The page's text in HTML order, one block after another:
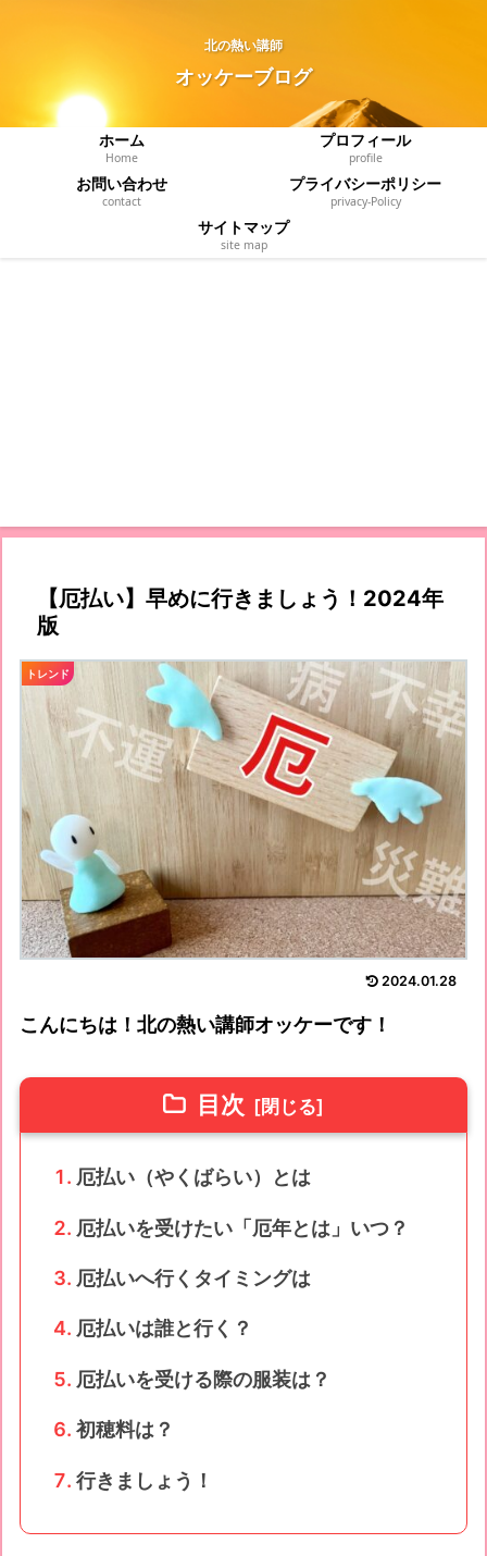
北の熱い講師
オッケーブログ
ホーム
Home
プロフィール
profile
お問い合わせ
contact
プライバシーポリシー
privacy‐Policy
サイトマップ
site map
【厄払い】早めに行きましょう！2024年
版
トレンド
2024.01.28
こんにちは！北の熱い講師オッケーです！
目次
厄払い（やくばらい）とは
厄払いを受けたい「厄年とは」いつ？
厄払いへ行くタイミングは
厄払いは誰と行く？
厄払いを受ける際の服装は？
初穂料は？
行きましょう！